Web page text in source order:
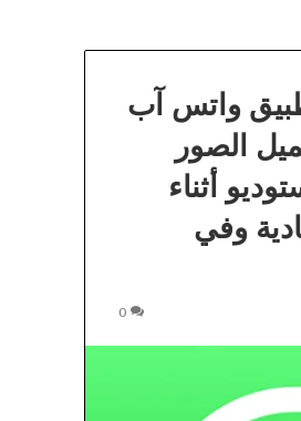
واتس آب
الصور
أثناء
وفي
0